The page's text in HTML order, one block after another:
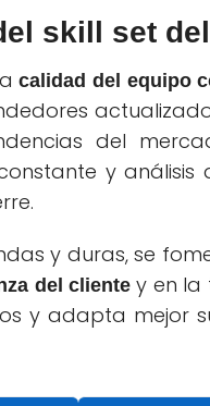
skill set
calidad del equipo
del
y análisis
y duras, se
del clientey en la
y adapta mejor